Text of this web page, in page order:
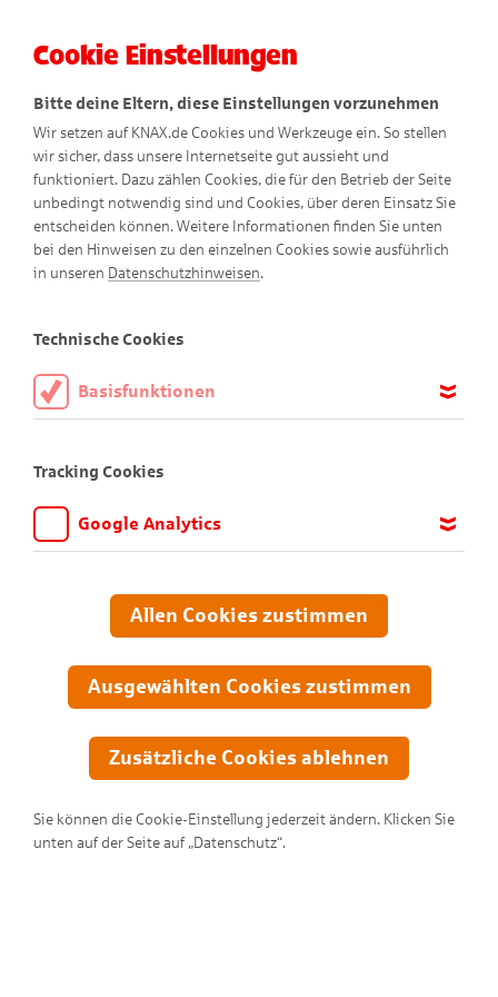
Didi taucht ab
Cookie Einstellungen
Bitte deine Eltern, diese Einstellungen vorzunehmen
Wir setzen auf KNAX.de Cookies und Werkzeuge ein. So stellen
wir sicher, dass unsere Internetseite gut aussieht und
funktioniert. Dazu zählen Cookies, die für den Betrieb der Seite
unbedingt notwendig sind und Cookies, über deren Einsatz Sie
entscheiden können. Weitere Informationen finden Sie unten
bei den Hinweisen zu den einzelnen Cookies sowie ausführlich
in unseren Datenschutzhinweisen.
Technische Cookies
Basisfunktionen
aktiviert sein.
Tracking Cookies
Google Analytics
anpassen und verbessern können. Aus diesem Grund nutzen wir
Google Analytics. Dieses Werkzeug erfasst die Seitenaufrufe zu
Übertragung anonymisiert.
Allen Cookies zustimmen
Ausgewählten Cookies zustimmen
Zusätzliche Cookies ablehnen
Sie können die Cookie-Einstellung jederzeit ändern. Klicken Sie
unten auf der Seite auf „Datenschutz“.